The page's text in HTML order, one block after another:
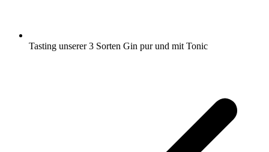
Tasting unserer 3 Sorten Gin pur und mit Tonic